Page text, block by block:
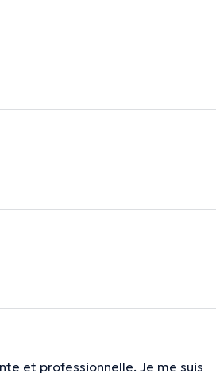
et professionnelle. Je me suis